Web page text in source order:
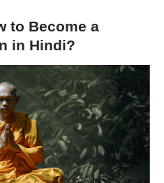
to Become a
in Hindi?